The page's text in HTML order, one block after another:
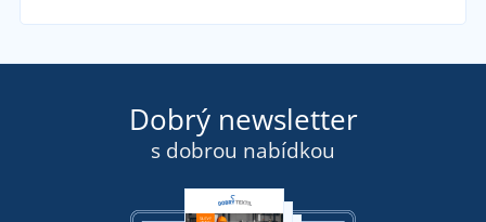
Dobrý newsletter
s dobrou nabídkou